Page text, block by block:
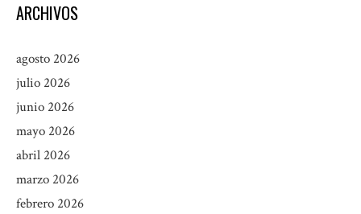
ARCHIVOS
agosto 2026
julio 2026
junio 2026
mayo 2026
abril 2026
marzo 2026
febrero 2026